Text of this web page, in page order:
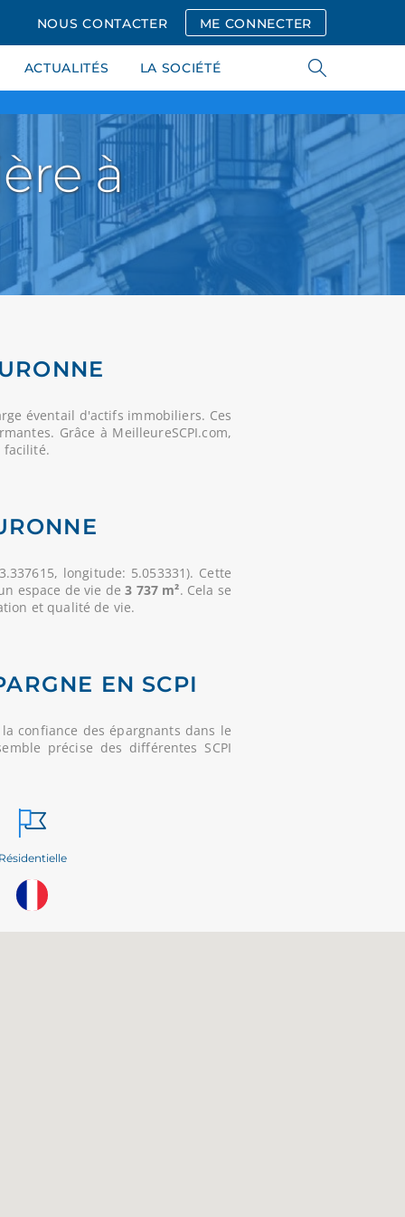
NOUS CONTACTER ME CONNECTER
ACTUALITÉS LA SOCIÉTÉ
à
éventail d'actifs immobiliers. Ces
Grâce à MeilleureSCPI.com,
facilité.
longitude: 5.053331). Cette
espace de vie de3 737 m². Cela se
et qualité de vie.
EN SCPI
confiance des épargnants dans le
précise des différentes SCPI
Résidentielle